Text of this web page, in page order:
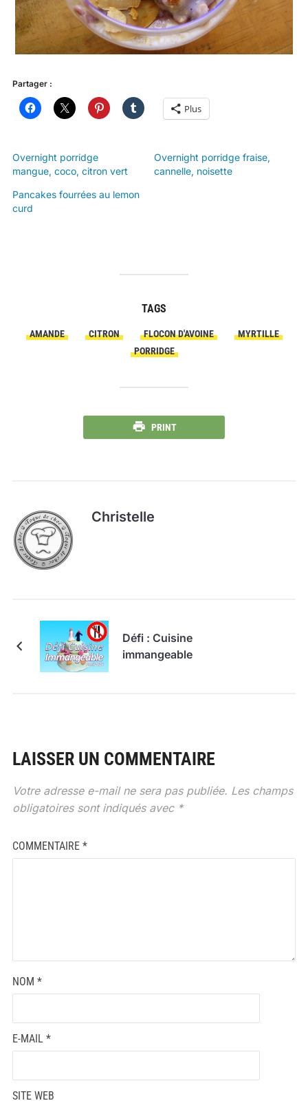
Partager :
Plus
Overnight porridge
mangue, coco, citron vert
Overnight porridge fraise,
cannelle, noisette
Pancakes fourrées au lemon
curd
TAGS
AMANDE CITRON FLOCON D'AVOINE
MYRTILLE
PORRIDGE
PRINT
Christelle
Défi : Cuisine
immangeable
LAISSER UN COMMENTAIRE
Votre adresse e-mail ne sera pas publiée. Les champs
obligatoires sont indiqués avec *
COMMENTAIRE *
NOM *
E-MAIL *
SITE WEB